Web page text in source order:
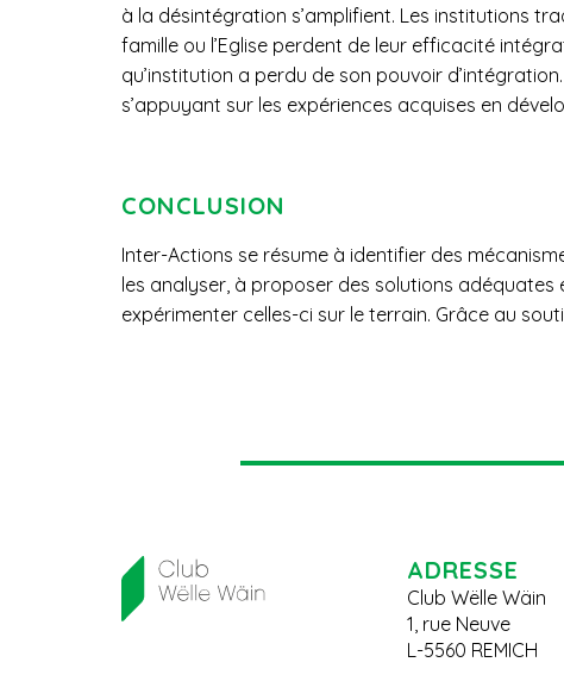
à la désintégration s’amplifient. Les institutions
famille ou l’Eglise perdent de leur efficacité
qu’institution a perdu de son pouvoir
s’appuyant sur les expériences acquises en
CONCLUSION
Inter-Actions se résume à identifier des
les analyser, à proposer des solutions adéquates
expérimenter celles-ci sur le terrain. Grâce au
politiques et de leurs collaborateurs, des
ADRESSE
Club Wëlle Wäin
1, rue Neuve
L-5560 REMICH